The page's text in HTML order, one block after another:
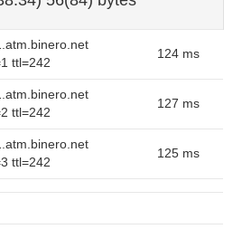
ttl=242
124 ms
ttl=242
127 ms
ttl=242
125 ms